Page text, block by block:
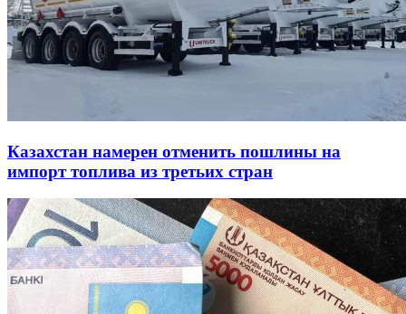
Казахстан намерен отменить пошлины на
импорт топлива из третьих стран